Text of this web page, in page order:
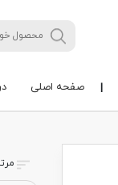
| صفحه اصلی